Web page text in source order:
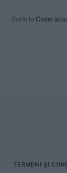
Dorin la Coșei
TERMENI ȘI